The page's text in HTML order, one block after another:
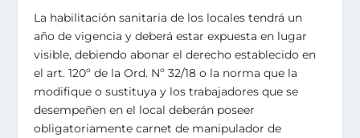
La habilitación sanitaria de los locales tendrá un
año de vigencia y deberá estar expuesta en lugar
visible, debiendo abonar el derecho establecido en
el art. 120º de la Ord. Nº 32/18 o la norma que la
modifique o sustituya y los trabajadores que se
desempeñen en el local deberán poseer
obligatoriamente carnet de manipulador de